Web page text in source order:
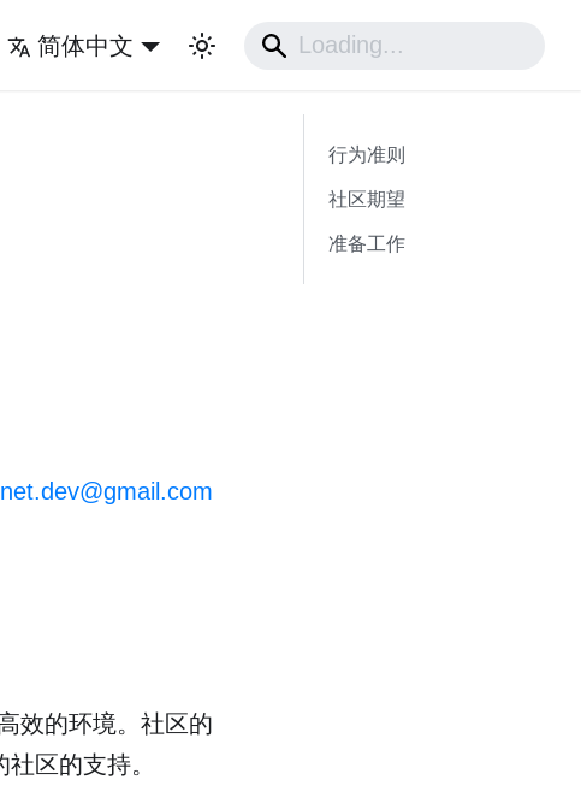
简体中文
效的环境。社区的
区的支持。
行为准则
社区期望
准备工作